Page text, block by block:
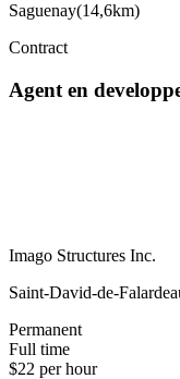
Saguenay(14,6km)
Contract
Agent en
Imago Structures Inc.
Saint-David-de-
Permanent
Full time
$22 per hour